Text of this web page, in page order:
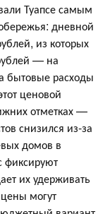
Туапсе самым
дневной
из которых
— на
бытовые расходы
ценовой
отметках —
снизился из-за
домов в
фиксируют
их удерживать
могут